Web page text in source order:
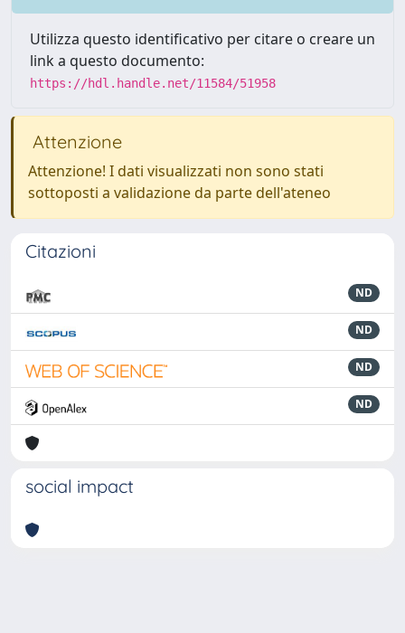
Utilizza questo identificativo per citare o creare un
link a questo documento:
https://hdl.handle.net/11584/51958
Attenzione
Attenzione! I dati visualizzati non sono stati
sottoposti a validazione da parte dell'ateneo
Citazioni
ND
ND
ND
ND
social impact